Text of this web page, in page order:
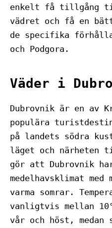
enkelt få tillgång
vädret och få en
de specifika
och Podgora.
Väder i
Dubrovnik är en av
populära
på landets södra
läget och närheten
gör att Dubrovnik
medelhavsklimat
varma somrar.
vanligtvis mellan
vår och höst, medan